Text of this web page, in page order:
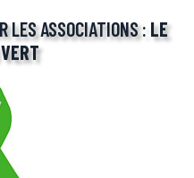
LES ASSOCIATIONS : LE